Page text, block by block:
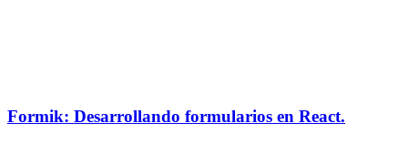
Formik: Desarrollando formularios en React.